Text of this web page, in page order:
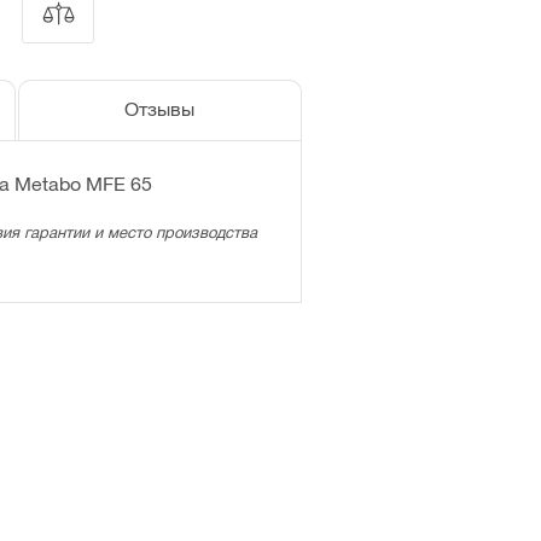
Отзывы
Metabo MFE 65
гарантии и место производства